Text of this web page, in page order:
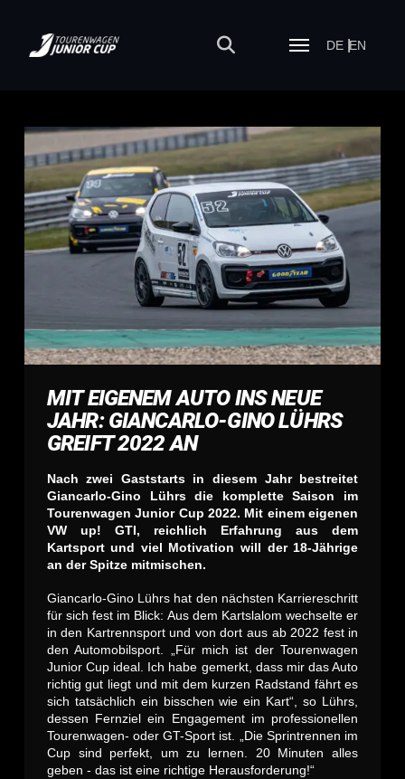
DE EN
MIT EIGENEM AUTO INS NEUE
JAHR: GIANCARLO-GINO LÜHRS
GREIFT 2022 AN
Nach zwei Gaststarts in diesem Jahr bestreitet
Giancarlo-Gino Lührs die komplette Saison im
Tourenwagen Junior Cup 2022. Mit einem eigenen
VW up! GTI, reichlich Erfahrung aus dem
Kartsport und viel Motivation will der 18-Jährige
an der Spitze mitmischen.
Giancarlo-Gino Lührs hat den nächsten Karriereschritt
für sich fest im Blick: Aus dem Kartslalom wechselte er
in den Kartrennsport und von dort aus ab 2022 fest in
den Automobilsport. „Für mich ist der Tourenwagen
Junior Cup ideal. Ich habe gemerkt, dass mir das Auto
richtig gut liegt und mit dem kurzen Radstand fährt es
sich tatsächlich ein bisschen wie ein Kart“, so Lührs,
dessen Fernziel ein Engagement im professionellen
Tourenwagen- oder GT-Sport ist. „Die Sprintrennen im
Cup sind perfekt, um zu lernen. 20 Minuten alles
geben - das ist eine richtige Herausforderung!“